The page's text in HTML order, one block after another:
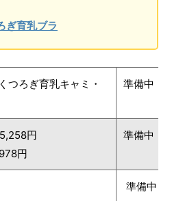
ぎ育乳ブラ
つろぎ育乳キャミ・
準備中
円
円
準備中
準備中